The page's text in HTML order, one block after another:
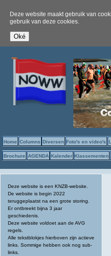
Deze website maakt gebruik van
gebruik van deze cookies.
Home Columns Diversen Foto's en video's
Brochure AGENDA Kalender Klassementen
Deze website is een KNZB-website.
De website is begin 2022
teruggeplaatst na een grote storing.
Er ontbreekt bijna 3 jaar
geschiedenis.
Deze website voldoet aan de AVG
regels.
Alle tekstblokjes hierboven zijn actieve
links. Sommige hebben ook nog sub-
links.